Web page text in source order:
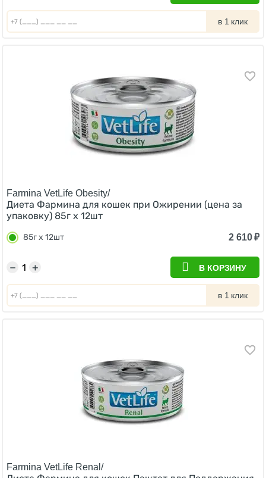
в 1 клик
Farmina VetLife Obesity/
Диета Фармина для кошек при Ожирении (цена за
упаковку) 85г х 12шт
85г х 12шт 2 610₽
+
− В КОРЗИНУ
в 1 клик
Farmina VetLife Renal/